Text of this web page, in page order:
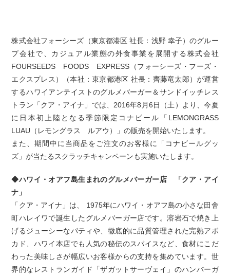
株式会社フォーシーズ（東京都港区 社長：浅野 幸子）のグルー
プ会社で、カジュアル業態の外食事業を展開する株式会社
FOURSEEDS FOODS EXPRESS（フォーシーズ・フーズ・
エクスプレス）（本社：東京都港区 社長：齊藤竜太郎）が運営
するハワイアンテイストのグルメバーガー＆サンドイッチレス
トラン「クア・アイナ」では、2016年8月6日（土）より、今夏
に日本初上陸となる季節限定コナビール「LEMONGRASS
LUAU（レモングラス ルアウ）」の販売を開始いたします。
また、期間中に当商品をご注文のお客様に「コナビールグッ
ズ」が当たるスクラッチキャンペーンも実施いたします。
◆ハワイ・オアフ島生まれのグルメバーガー店 「クア・アイ
ナ」
「クア・アイナ」は、 1975年にハワイ・オアフ島の小さな田舎
町ハレイワで誕生したグルメバーガー店です。溶岩石で焼き上
げるジューシーなパティや、徹底的に品質管理された完熟アボ
カド、ハワイ本店でも人気の秘伝のスパイスなど、食材にこだ
わった美味しさが幅広いお客様からの支持を集めています。世
界的なレストランガイド「ザガットサーヴェイ」のハンバーガ